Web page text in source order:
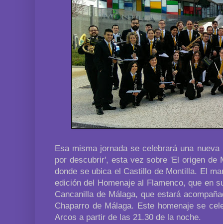
Esa misma jornada se celebrará una
por descubrir', esta vez sobre 'El origen de
donde se ubica el Castillo de Montilla. El
edición del Homenaje al Flamenco, que en
Cancanilla de Málaga, que estará
Chaparro de Málaga. Este homenaje se
Arcos a partir de las 21.30 de la noche.